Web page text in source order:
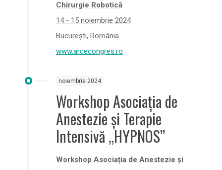
Chirurgie Robotică
14 - 15 noiembrie 2024
București, România
www.arcecongres.ro
noiembrie 2024
Workshop Asociația de
Anestezie și Terapie
Intensivă „HYPNOS”
Workshop Asociația de Anestezie și